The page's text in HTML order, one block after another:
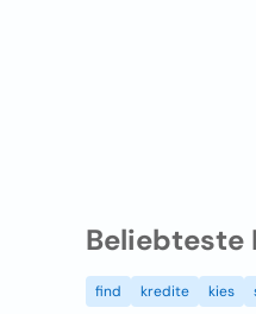
Beliebteste
find kredite kies